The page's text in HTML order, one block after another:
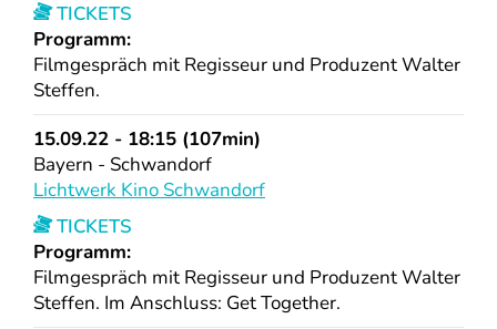
TICKETS
Programm:
Filmgespräch mit Regisseur und Produzent Walter
Steffen.
15.09.22 - 18:15 (107min)
Bayern - Schwandorf
Lichtwerk Kino Schwandorf
TICKETS
Programm:
Filmgespräch mit Regisseur und Produzent Walter
Steffen. Im Anschluss: Get Together.